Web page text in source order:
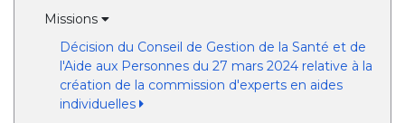
Missions
Décision du Conseil de Gestion de la Santé et de
l'Aide aux Personnes du 27 mars 2024 relative à la
création de la commission d'experts en aides
individuelles